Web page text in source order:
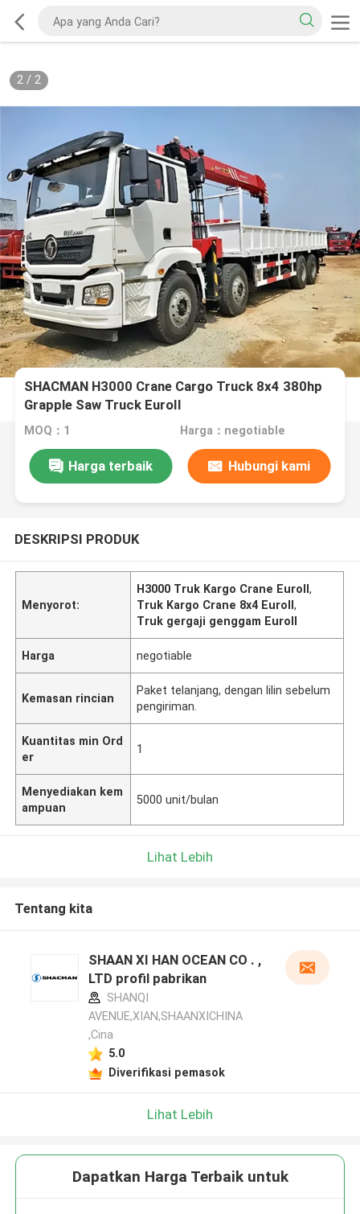
2/ 2
SHACMAN H3000 Crane Cargo Truck 8x4 380hp
Grapple Saw Truck EuroII
MOQ：1 Harga：negotiable
Harga terbaik Hubungi kami
DESKRIPSI PRODUK
Menyorot:
H3000 Truk Kargo Crane EuroII,
Truk Kargo Crane 8x4 EuroII,
Truk gergaji genggam EuroII
Harga negotiable
Kemasan rincian
Paket telanjang, dengan lilin sebelum
pengiriman.
Kuantitas min Ord
er
1
Menyediakan kem
ampuan
5000 unit/bulan
Lihat Lebih
Tentang kita
SHAAN XI HAN OCEAN CO . ,
LTD profil pabrikan
SHANQI
AVENUE,XIAN,SHAANXICHINA
,Cina
5.0
Diverifikasi pemasok
Lihat Lebih
Dapatkan Harga Terbaik untuk